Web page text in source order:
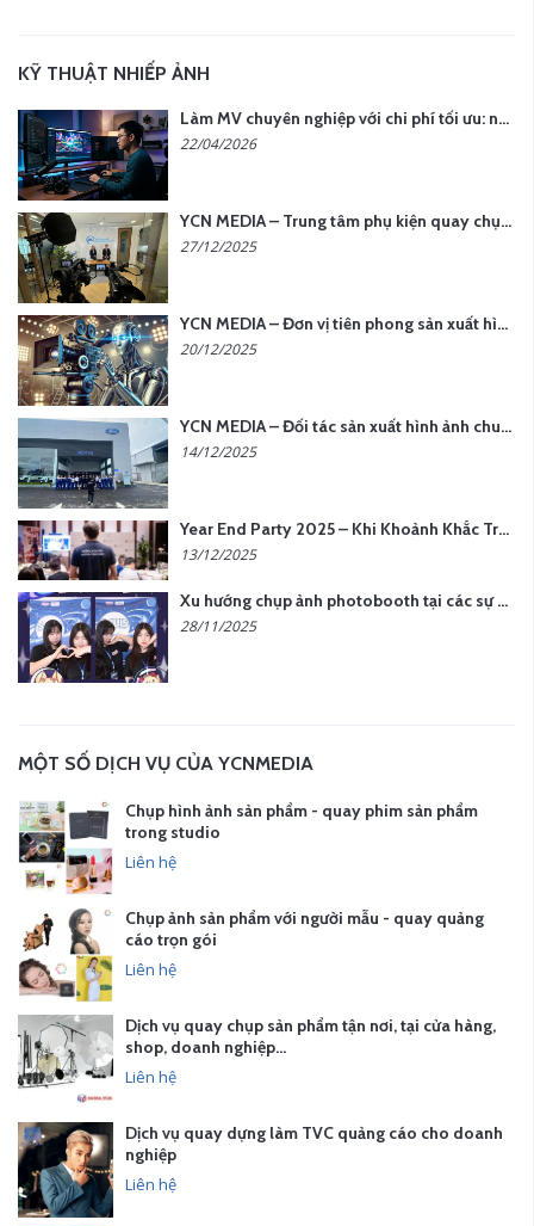
KỸ THUẬT NHIẾP ẢNH
Làm MV chuyên nghiệp với chi phí tối ưu: nên chọn quay thực tế hay video AI?
22/04/2026
YCN MEDIA – Trung tâm phụ kiện quay chụp tại Hà Nội
27/12/2025
YCN MEDIA – Đơn vị tiên phong sản xuất hình ảnh & âm thanh bằng AI tại Hà Nội
20/12/2025
YCN MEDIA – Đối tác sản xuất hình ảnh chuyên nghiệp cho doanh nghiệp tại Hà Nội
14/12/2025
Year End Party 2025 – Khi Khoảnh Khắc Trở Thành Dấu Ấn | Gói Ưu Đãi Tháng 12 Từ YCN Media
13/12/2025
Xu hướng chụp ảnh photobooth tại các sự kiện hiện nay
28/11/2025
MỘT SỐ DỊCH VỤ CỦA YCNMEDIA
Chụp hình ảnh sản phẩm - quay phim sản phẩm
trong studio
Liên hệ
Chụp ảnh sản phẩm với người mẫu - quay quảng
cáo trọn gói
Liên hệ
Dịch vụ quay chụp sản phẩm tận nơi, tại cửa hàng,
shop, doanh nghiệp…
Liên hệ
Dịch vụ quay dựng làm TVC quảng cáo cho doanh
nghiệp
Liên hệ